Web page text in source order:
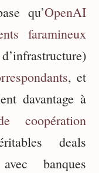
qu’OpenAI
faramineux
, et
davantage à
coopération
deals
banques